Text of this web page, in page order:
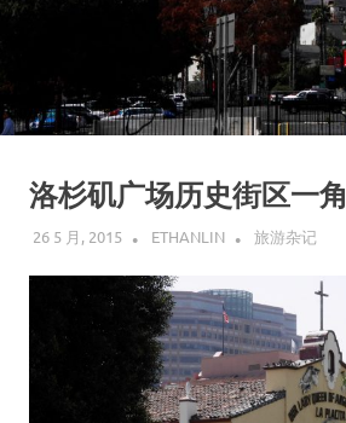
洛杉矶广场历史街区一角
26 5 月, 2015 ETHANLIN 旅游杂记